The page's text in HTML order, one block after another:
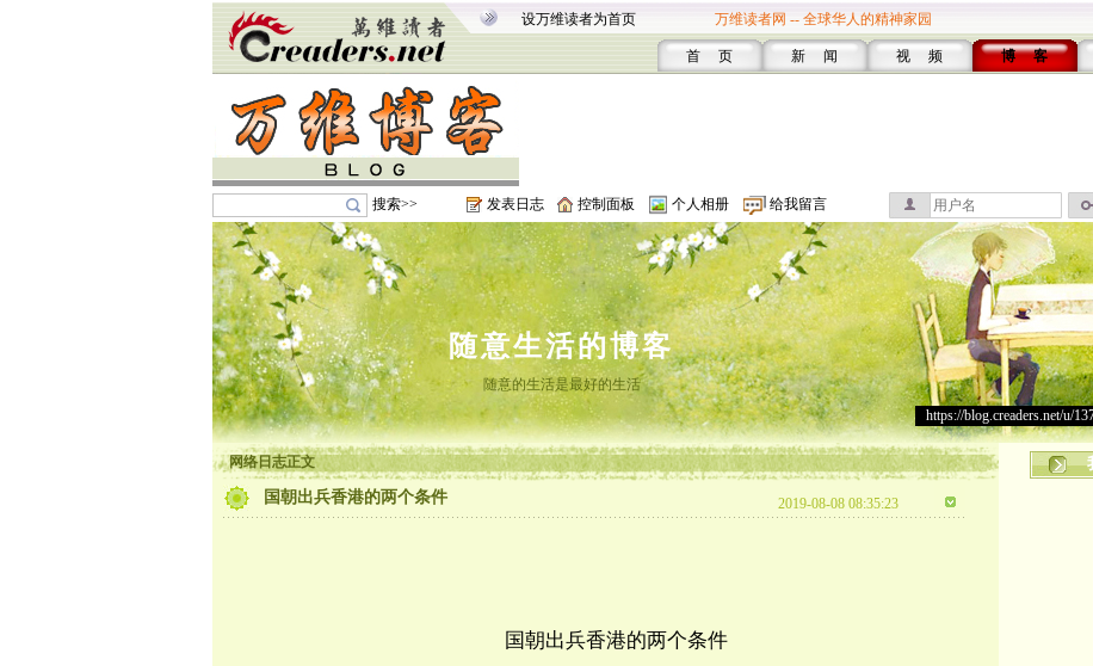
设万维读者为首页 万维读者网 -- 全球华人的精神家园
首 页 新 闻 视 频 博 客
搜索>> 发表日志 控制面板 个人相册 给我留言
随意生活的博客
随意的生活是最好的生活
https://blog.creaders.net/u/
网络日志正文
国朝出兵香港的两个条件 2019-08-08 08:35:23
国朝出兵香港的两个条件